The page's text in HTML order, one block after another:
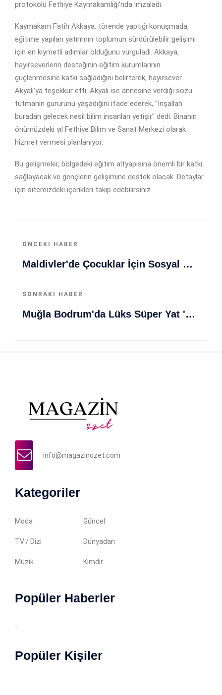
protokolü Fethiye Kaymakamlığı'nda imzaladı.
Kaymakam Fatih Akkaya, törende yaptığı konuşmada,
eğitime yapılan yatırımın toplumun sürdürülebilir gelişimi
için en kıymetli adımlar olduğunu vurguladı. Akkaya,
hayırseverlerin desteğinin eğitim kurumlarının
güçlenmesine katkı sağladığını belirterek, hayırsever
Akyalı'ya teşekkür etti. Akyalı ise annesine verdiği sözü
tutmanın gururunu yaşadığını ifade ederek, "İnşallah
buradan gelecek nesil bilim insanları yetişir" dedi. Binanın
önümüzdeki yıl Fethiye Bilim ve Sanat Merkezi olarak
hizmet vermesi planlanıyor.
Bu gelişmeler, bölgedeki eğitim altyapısına önemli bir katkı
sağlayacak ve gençlerin gelişimine destek olacak. Detaylar
için sitemizdeki içerikleri takip edebilirsiniz.
ÖNCEKI HABER
Maldivler'de Çocuklar İçin Sosyal Medya Kısıtlaması: Dijital Güvenlik Ön Planda
SONRAKI HABER
Muğla Bodrum'da Lüks Süper Yat 'Golden Odyssey' Demirledi
info@magazinozet.com
Kategoriler
Moda Güncel
TV / Dizi Dünyadan
Müzik Kimdir
Popüler Haberler
-
Popüler Kişiler